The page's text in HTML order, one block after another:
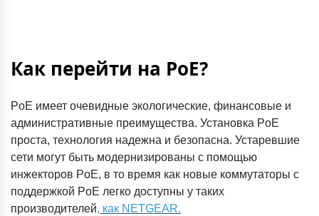
Как перейти на PoE?
PoE имеет очевидные экологические, финансовые и
административные преимущества. Установка PoE
проста, технология надежна и безопасна. Устаревшие
сети могут быть модернизированы с помощью
инжекторов PoE, в то время как новые коммутаторы с
поддержкой PoE легко доступны у таких
производителей, как NETGEAR.